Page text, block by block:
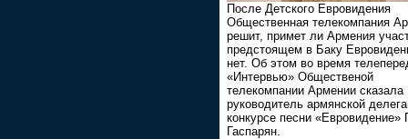
После Детского Евровидения
Общественная телекомпания
решит, примет ли Армения
предстоящем в Баку
нет. Об этом во время
«Интервью» Общественой
телекомпании Армении сказала
руководитель армянской
конкурсе песни «Евровидение»
Гаспарян.